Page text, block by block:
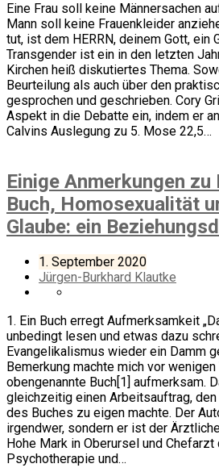
Eine Frau soll keine Männersachen
Mann soll keine Frauenkleider
tut, ist dem HERRN, deinem Gott, ein
Transgender ist ein in den letzten
Kirchen heiß diskutiertes Thema.
Beurteilung als auch über den
gesprochen und geschrieben. Cory
Aspekt in die Debatte ein, indem er
Calvins Auslegung zu 5. Mose 22,5…
Einige Anmerkungen
Buch, Homosexualität
Glaube: ein
1. September 2020
Jürgen-Burkhard Klautke
1. Ein Buch erregt Aufmerksamkeit
unbedingt lesen und etwas dazu
Evangelikalismus wieder ein Damm
Bemerkung machte mich vor
obengenannte Buch[1] aufmerksam.
gleichzeitig einen Arbeitsauftrag,
des Buches zu eigen machte. Der
irgendwer, sondern er ist der
Hohe Mark in Oberursel und
Psychotherapie und…